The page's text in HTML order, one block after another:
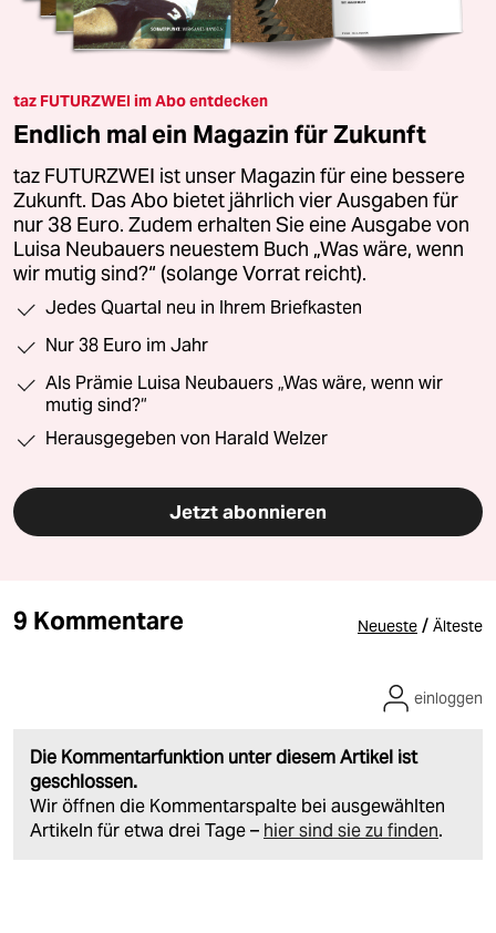
taz FUTURZWEI im Abo entdecken
Endlich mal ein Magazin für Zukunft
taz FUTURZWEI ist unser Magazin für eine bessere
Zukunft. Das Abo bietet jährlich vier Ausgaben für
nur 38 Euro. Zudem erhalten Sie eine Ausgabe von
Luisa Neubauers neuestem Buch „Was wäre, wenn
wir mutig sind?“ (solange Vorrat reicht).
Jedes Quartal neu in Ihrem Briefkasten
Nur 38 Euro im Jahr
Als Prämie Luisa Neubauers „Was wäre, wenn wir
mutig sind?“
Herausgegeben von Harald Welzer
Jetzt abonnieren
9 Kommentare Neueste / Älteste
Die Kommentarfunktion unter diesem Artikel ist
geschlossen.
Wir öffnen die Kommentarspalte bei ausgewählten
Artikeln für etwa drei Tage – hier sind sie zu finden.
einloggen